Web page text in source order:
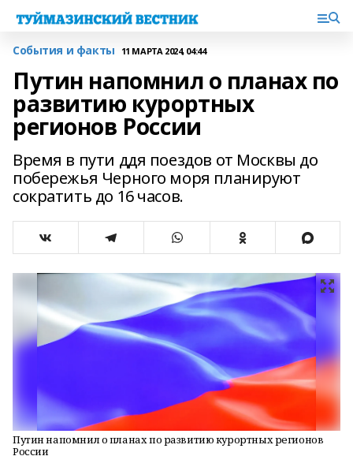
События и факты 11 МАРТА 2024, 04:44
Путин напомнил о планах по
развитию курортных
регионов России
Время в пути ддя поездов от Москвы до
побережья Черного моря планируют
сократить до 16 часов.
Путин напомнил о планах по развитию курортных регионов
России